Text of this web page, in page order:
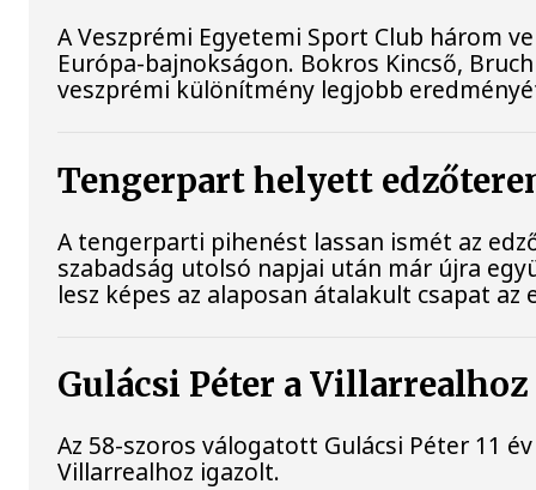
A Veszprémi Egyetemi Sport Club három
Európa-bajnokságon. Bokros Kincső,
veszprémi különítmény legjobb
Tengerpart helyett
A tengerparti pihenést lassan ismét az
szabadság utolsó napjai után már újra
lesz képes az alaposan átalakult csapat
Gulácsi Péter a
Az 58-szoros válogatott Gulácsi Péter 11
Villarrealhoz igazolt.